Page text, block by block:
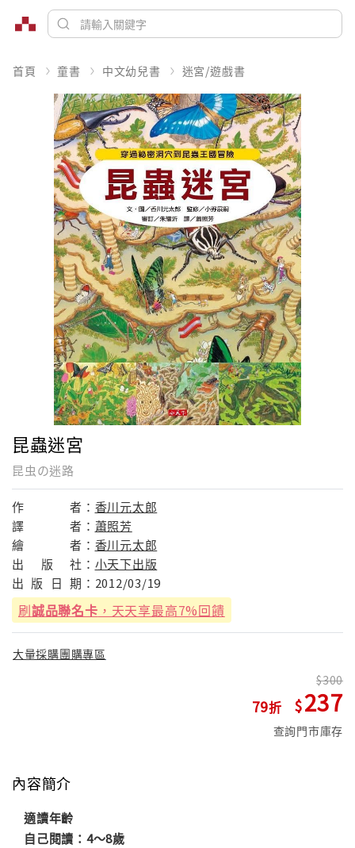
首頁 童書 中文幼兒書 迷宮/遊戲書
昆蟲迷宮
昆虫の迷路
作 者： 香川元太郎
譯
者： 蕭照芳
繪
者： 香川元太郎
出
版 社： 小天下出版
出 版 日 期： 2012/03/19
刷誠品聯名卡 ，天天享最高7%回饋
大量採購團購專區
79
300
237
查詢門市庫存
內容簡介
適讀年齡
自己閱讀：4～8歲